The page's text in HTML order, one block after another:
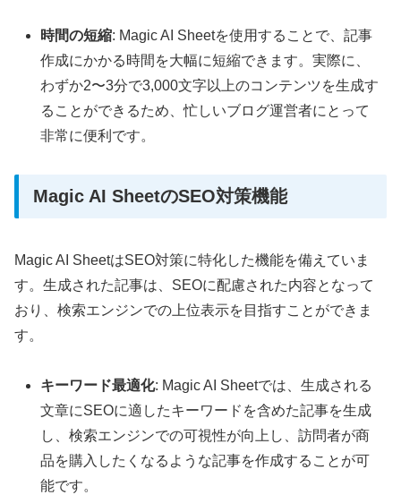
時間の短縮: Magic AI Sheetを使用することで、記事
作成にかかる時間を大幅に短縮できます。実際に、
わずか2〜3分で3,000文字以上のコンテンツを生成す
ることができるため、忙しいブログ運営者にとって
非常に便利です。
Magic AI SheetのSEO対策機能
Magic AI SheetはSEO対策に特化した機能を備えていま
す。生成された記事は、SEOに配慮された内容となって
おり、検索エンジンでの上位表示を目指すことができま
す。
キーワード最適化: Magic AI Sheetでは、生成される
文章にSEOに適したキーワードを含めた記事を生成
し、検索エンジンでの可視性が向上し、訪問者が商
品を購入したくなるような記事を作成することが可
能です。